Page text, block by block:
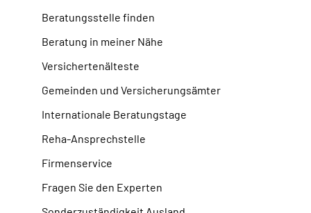
Beratungsstelle finden
Beratung in meiner Nähe
Versichertenälteste
Gemeinden und Versicherungsämter
Internationale Beratungstage
Reha-Ansprechstelle
Firmenservice
Fragen Sie den Experten